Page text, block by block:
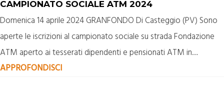
CAMPIONATO SOCIALE ATM 2024
Domenica 14 aprile 2024 GRANFONDO Di Casteggio (PV) Sono
aperte le iscrizioni al campionato sociale su strada Fondazione
ATM aperto ai tesserati dipendenti e pensionati ATM in…
APPROFONDISCI